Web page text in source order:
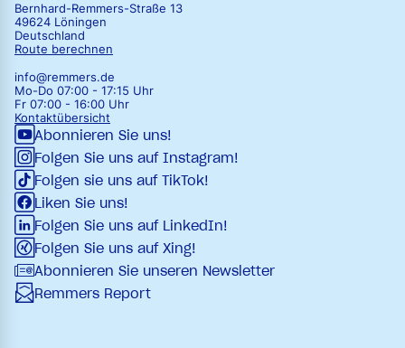
Bernhard-Remmers-Straße 13
49624 Löningen
Deutschland
Route berechnen
info@remmers.de
Mo-Do 07:00 - 17:15 Uhr
Fr 07:00 - 16:00 Uhr
Kontaktübersicht
Abonnieren Sie uns!
Folgen Sie uns auf Instagram!
Folgen sie uns auf TikTok!
Liken Sie uns!
Folgen Sie uns auf LinkedIn!
Folgen Sie uns auf Xing!
Abonnieren Sie unseren Newsletter
Remmers Report